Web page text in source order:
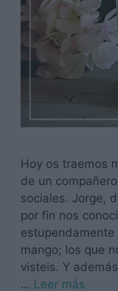
Hoy os traemos
de un
sociales. Jorge,
por fin nos
mango; los que
visteis. Y
… Leer más